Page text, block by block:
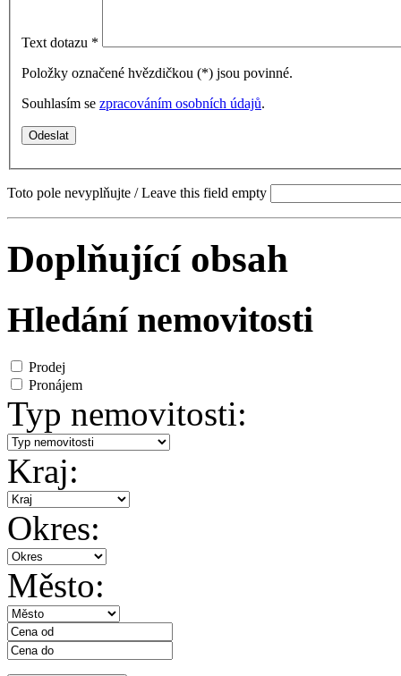
Text dotazu *
Položky označené hvězdičkou (*) jsou povinné.
Souhlasím se zpracováním osobních údajů.
Toto pole nevyplňujte / Leave this field empty
Doplňující obsah
Hledání nemovitosti
Prodej
Pronájem
Typ nemovitosti:
Kraj:
Okres:
Město: